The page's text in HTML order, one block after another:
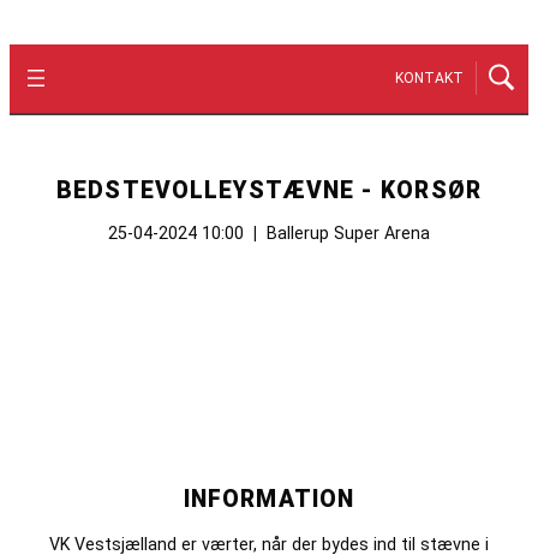
KONTAKT
BEDSTEVOLLEYSTÆVNE - KORSØR
25-04-2024 10:00 Ballerup Super Arena
INFORMATION
VK Vestsjælland er værter, når der bydes ind til stævne i